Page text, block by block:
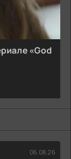
«God
06.08.26